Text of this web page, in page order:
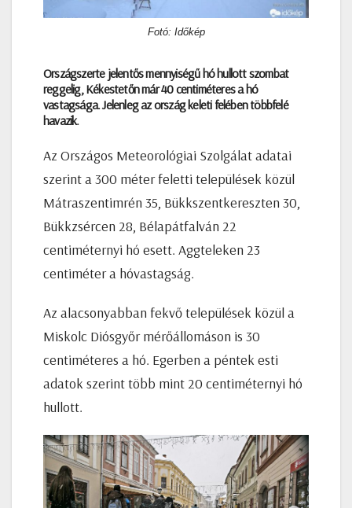
Fotó: Időkép
Országszerte jelentős mennyiségű hó hullott szombat
reggelig, Kékestetőn már 40 centiméteres a hó
vastagsága. Jelenleg az ország keleti felében többfelé
havazik.
Az Országos Meteorológiai Szolgálat adatai
szerint a 300 méter feletti települések közül
Mátraszentimrén 35, Bükkszentkereszten 30,
Bükkzsércen 28, Bélapátfalván 22
centiméternyi hó esett. Aggteleken 23
centiméter a hóvastagság.
Az alacsonyabban fekvő települések közül a
Miskolc Diósgyőr mérőállomáson is 30
centiméteres a hó. Egerben a péntek esti
adatok szerint több mint 20 centiméternyi hó
hullott.